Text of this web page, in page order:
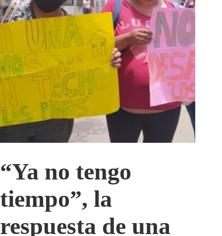
“Ya no tengo
tiempo”, la
respuesta de una